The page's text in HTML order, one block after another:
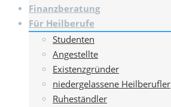
Finanzberatung
Für Heilberufe
Studenten
Angestellte
Existenzgründer
niedergelassene Heilberufler
Ruheständler